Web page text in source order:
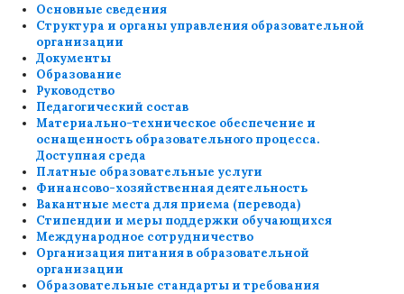
Основные сведения
Структура и органы управления образовательной
организации
Документы
Образование
Руководство
Педагогический состав
Материально-техническое обеспечение и
оснащенность образовательного процесса.
Доступная среда
Платные образовательные услуги
Финансово-хозяйственная деятельность
Вакантные места для приема (перевода)
Стипендии и меры поддержки обучающихся
Международное сотрудничество
Организация питания в образовательной
организации
Образовательные стандарты и требования